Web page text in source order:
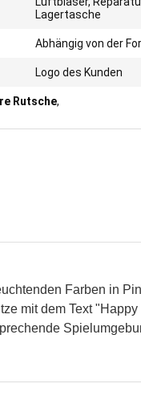
Lagertasche
Abhängig von der
Logo des Kunden
Rutsche,
Farben in
mit dem Text "Happy